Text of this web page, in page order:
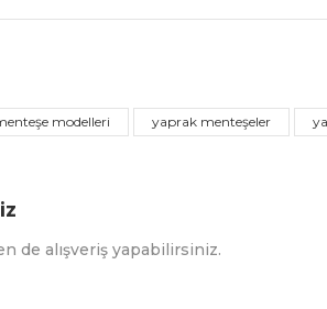
modelleri yaprak menteşeler
de alışveriş yapabilirsiniz.